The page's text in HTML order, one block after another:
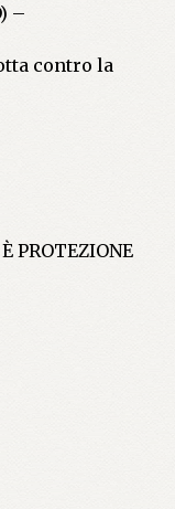
–
contro la
poi…
PROTEZIONE